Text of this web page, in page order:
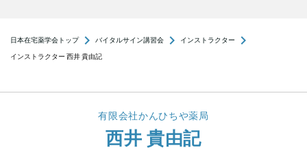
日本在宅薬学会トップnavigate_next バイタルサイン講習会 navigate_next インストラクター navigate_next
インストラクター 西井 貴由記
有限会社かんひちや薬局
西井 貴由記